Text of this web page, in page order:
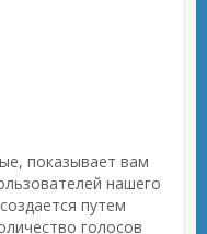
показывает вам
нашего
путем
голосов